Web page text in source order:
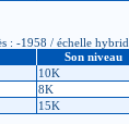
-1958 / échelle
Son niveau
10K
8K
15K